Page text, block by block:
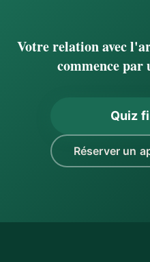
Votre relation avec
commence par
Quiz
Réserver un